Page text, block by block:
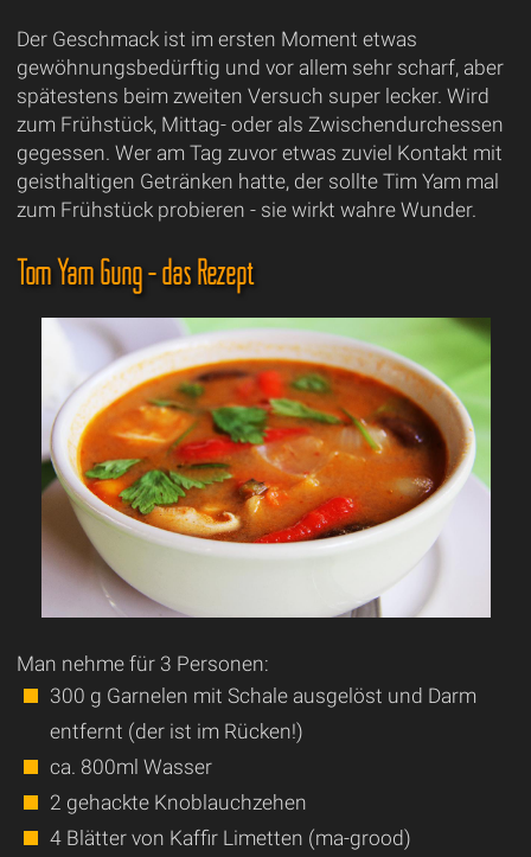
Der Geschmack ist im ersten Moment etwas
gewöhnungsbedürftig und vor allem sehr scharf, aber
spätestens beim zweiten Versuch super lecker. Wird
zum Frühstück, Mittag- oder als Zwischendurchessen
gegessen. Wer am Tag zuvor etwas zuviel Kontakt mit
geisthaltigen Getränken hatte, der sollte Tim Yam mal
zum Frühstück probieren - sie wirkt wahre Wunder.
Tom Yam Gung - das Rezept
Man nehme für 3 Personen:
300 g Garnelen mit Schale ausgelöst und Darm
entfernt (der ist im Rücken!)
ca. 800ml Wasser
2 gehackte Knoblauchzehen
4 Blätter von Kaffir Limetten (ma-grood)